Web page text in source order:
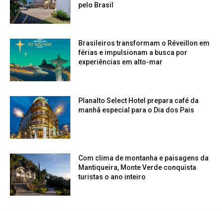
pelo Brasil
Brasileiros transformam o Réveillon em
férias e impulsionam a busca por
experiências em alto-mar
Planalto Select Hotel prepara café da
manhã especial para o Dia dos Pais
Com clima de montanha e paisagens da
Mantiqueira, Monte Verde conquista
turistas o ano inteiro